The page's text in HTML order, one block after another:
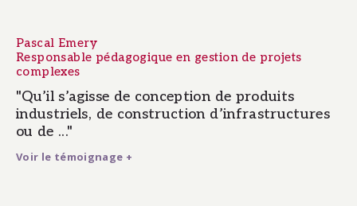
Pascal Emery
Responsable pédagogique en gestion de projets
complexes
"Qu’il s’agisse de conception de produits
industriels, de construction d’infrastructures
ou de ..."
Voir le témoignage +